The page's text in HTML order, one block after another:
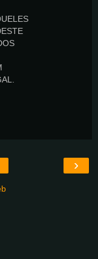
›